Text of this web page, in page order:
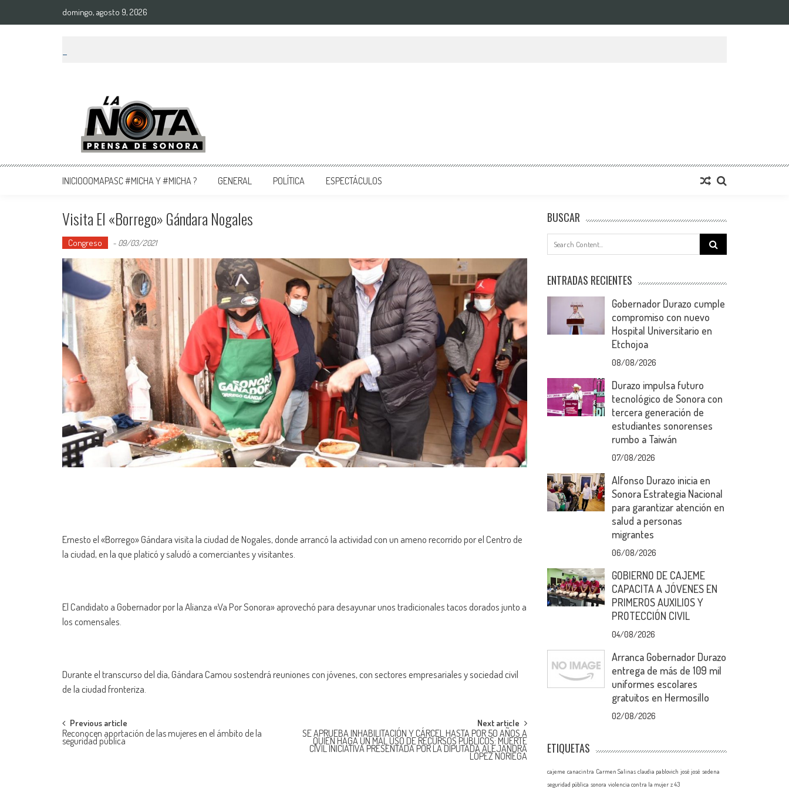
domingo, agosto 9, 2026
La Nota Prensa De Sonora
Noticias del día
INICIOOOMAPASC #MICHA Y #MICHA ? GENERAL POLÍTICA ESPECTÁCULOS
Visita El «Borrego» Gándara Nogales
Congreso - 09/03/2021
Ernesto el «Borrego» Gándara visita la ciudad de Nogales, donde arrancó la actividad con un ameno recorrido por el Centro de
la ciudad, en la que platicó y saludó a comerciantes y visitantes.
El Candidato a Gobernador por la Alianza «Va Por Sonora» aprovechó para desayunar unos tradicionales tacos dorados junto a
los comensales.
Durante el transcurso del día, Gándara Camou sostendrá reuniones con jóvenes, con sectores empresariales y sociedad civil
de la ciudad fronteriza.
Post
navigation
Previous article
Reconocen aportación de las mujeres en el ámbito de la
seguridad pública
Next article
SE APRUEBA INHABILITACIÓN Y CÁRCEL HASTA POR 50 AÑOS A
QUIEN HAGA UN MAL USO DE RECURSOS PÚBLICOS: MUERTE
CIVIL INICIATIVA PRESENTADA POR LA DIPUTADA ALEJANDRA
LÓPEZ NORIEGA
BUSCAR
Search
for:
ENTRADAS RECIENTES
Gobernador Durazo cumple
compromiso con nuevo
Hospital Universitario en
Etchojoa
08/08/2026
Durazo impulsa futuro
tecnológico de Sonora con
tercera generación de
estudiantes sonorenses
rumbo a Taiwán
07/08/2026
Alfonso Durazo inicia en
Sonora Estrategia Nacional
para garantizar atención en
salud a personas
migrantes
06/08/2026
GOBIERNO DE CAJEME
CAPACITA A JÓVENES EN
PRIMEROS AUXILIOS Y
PROTECCIÓN CIVIL
04/08/2026
Arranca Gobernador Durazo
entrega de más de 109 mil
uniformes escolares
gratuitos en Hermosillo
02/08/2026
ETIQUETAS
cajeme canacintra Carmen Salinas claudia pablovich josé josé sedena
seguridad pública sonora violencia contra la mujer z 43